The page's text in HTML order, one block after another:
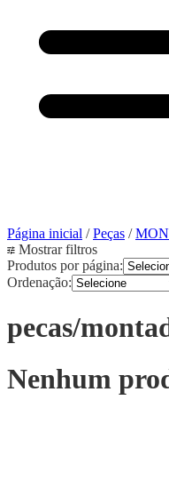
Página inicial /Peças /
Mostrar filtros
Produtos por página:
Ordenação:
pecas/
Nenhum